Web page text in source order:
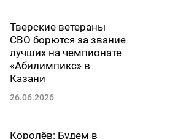
Тверские ветераны
СВО борются за звание
лучших на чемпионате
«Абилимпикс» в
Казани
26.06.2026
Королёв: Будем в